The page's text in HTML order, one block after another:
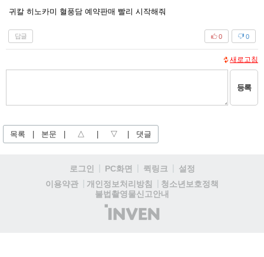
귀칼 히노카미 혈풍담 예약판매 빨리 시작해줘
답글 0
0
새로고침
등록
목록 본문 △ ▽ 댓글
로그인 PC화면 퀵링크
설정
이용약관
개인정보처리방침
청소년보호정책
불법촬영물신고안내
(주)
인